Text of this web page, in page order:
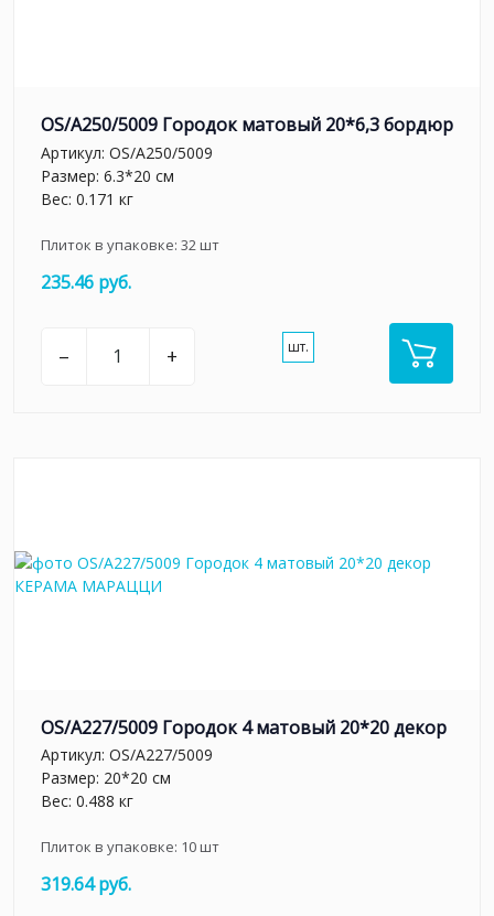
OS/A250/5009 Городок матовый 20*6,3 бордюр
Артикул: OS/A250/5009
Размер: 6.3*20 см
Вес: 0.171 кг
Плиток в упаковке: 32шт
235.46 руб.
– + шт.
OS/A227/5009 Городок 4 матовый 20*20 декор
Артикул: OS/A227/5009
Размер: 20*20 см
Вес: 0.488 кг
Плиток в упаковке: 10шт
319.64 руб.